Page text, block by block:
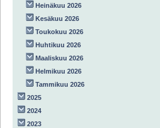
Heinäkuu 2026
Kesäkuu 2026
Toukokuu 2026
Huhtikuu 2026
Maaliskuu 2026
Helmikuu 2026
Tammikuu 2026
2025
2024
2023